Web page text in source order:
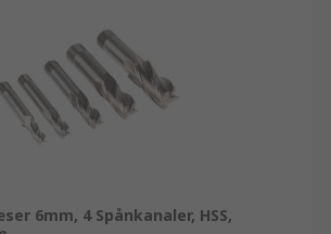
6mm, 4 Spånkanaler, HSS,